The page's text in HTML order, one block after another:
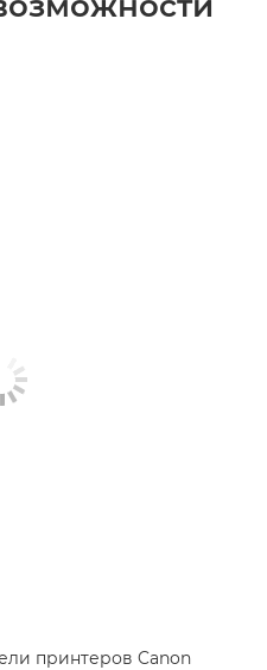
принтеров Canon